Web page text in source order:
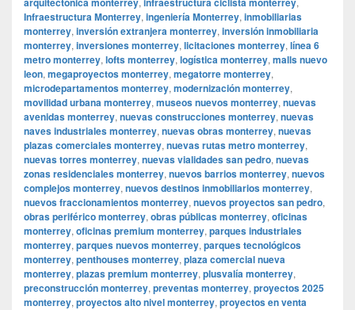
Infraestructura Monterrey, ingeniería Monterrey, inmobiliarias
monterrey, inversión extranjera monterrey, inversión inmobiliaria
monterrey, inversiones monterrey, licitaciones monterrey, línea 6
metro monterrey, lofts monterrey, logística monterrey, malls nuevo
leon, megaproyectos monterrey, megatorre monterrey,
microdepartamentos monterrey, modernización monterrey,
movilidad urbana monterrey, museos nuevos monterrey, nuevas
avenidas monterrey, nuevas construcciones monterrey, nuevas
naves industriales monterrey, nuevas obras monterrey, nuevas
plazas comerciales monterrey, nuevas rutas metro monterrey,
nuevas torres monterrey, nuevas vialidades san pedro, nuevas
zonas residenciales monterrey, nuevos barrios monterrey, nuevos
complejos monterrey, nuevos destinos inmobiliarios monterrey,
nuevos fraccionamientos monterrey, nuevos proyectos san pedro,
obras periférico monterrey, obras públicas monterrey, oficinas
monterrey, oficinas premium monterrey, parques industriales
monterrey, parques nuevos monterrey, parques tecnológicos
monterrey, penthouses monterrey, plaza comercial nueva
monterrey, plazas premium monterrey, plusvalía monterrey,
preconstrucción monterrey, preventas monterrey, proyectos 2025
monterrey, proyectos alto nivel monterrey, proyectos en venta